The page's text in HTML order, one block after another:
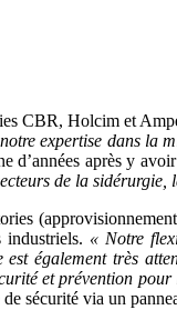
CBR, Holcim et
expertise dans la
après y avoir
de la
industriels. « Notre
également très
et prévention pour
sécurité via un